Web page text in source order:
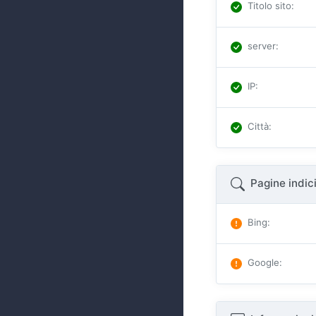
Titolo sito:
server:
IP:
Città:
Pagine
Bing:
Google: